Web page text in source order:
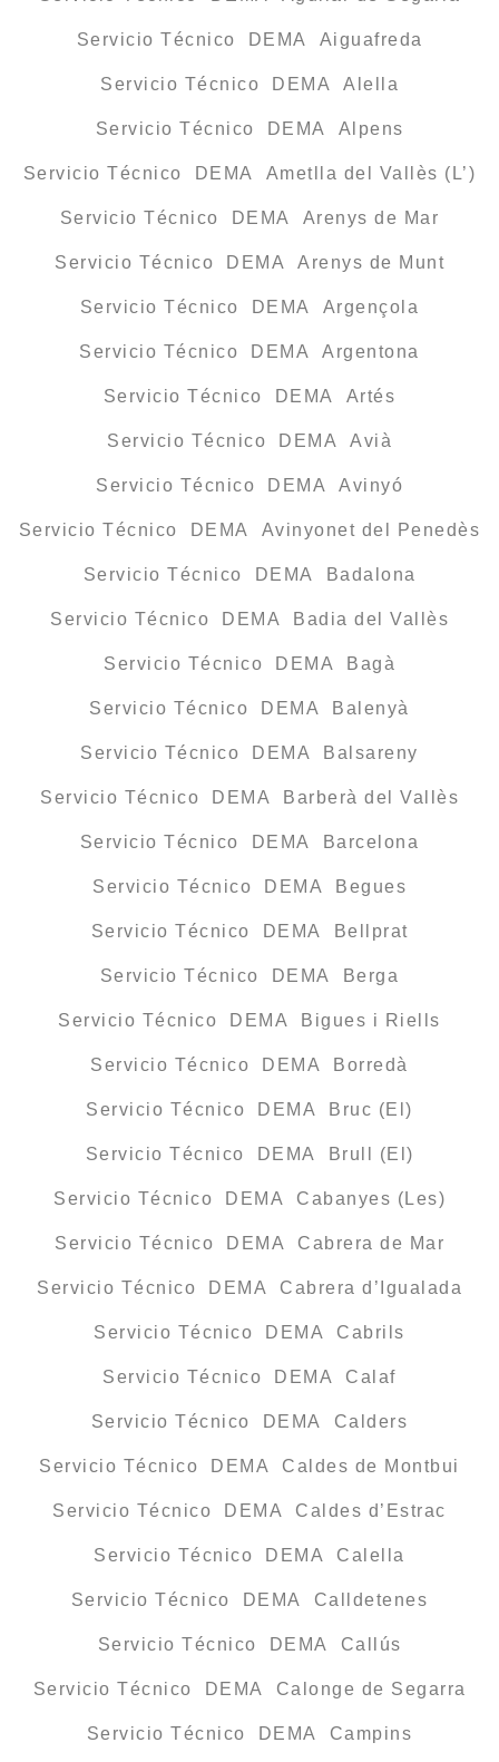
Servicio Técnico DEMA Aiguafreda
Servicio Técnico DEMA Alella
Servicio Técnico DEMA Alpens
Servicio Técnico DEMA Ametlla del Vallès (L’)
Servicio Técnico DEMA Arenys de Mar
Servicio Técnico DEMA Arenys de Munt
Servicio Técnico DEMA Argençola
Servicio Técnico DEMA Argentona
Servicio Técnico DEMA Artés
Servicio Técnico DEMA Avià
Servicio Técnico DEMA Avinyó
Servicio Técnico DEMA Avinyonet del Penedès
Servicio Técnico DEMA Badalona
Servicio Técnico DEMA Badia del Vallès
Servicio Técnico DEMA Bagà
Servicio Técnico DEMA Balenyà
Servicio Técnico DEMA Balsareny
Servicio Técnico DEMA Barberà del Vallès
Servicio Técnico DEMA Barcelona
Servicio Técnico DEMA Begues
Servicio Técnico DEMA Bellprat
Servicio Técnico DEMA Berga
Servicio Técnico DEMA Bigues i Riells
Servicio Técnico DEMA Borredà
Servicio Técnico DEMA Bruc (El)
Servicio Técnico DEMA Brull (El)
Servicio Técnico DEMA Cabanyes (Les)
Servicio Técnico DEMA Cabrera de Mar
Servicio Técnico DEMA Cabrera d’Igualada
Servicio Técnico DEMA Cabrils
Servicio Técnico DEMA Calaf
Servicio Técnico DEMA Calders
Servicio Técnico DEMA Caldes de Montbui
Servicio Técnico DEMA Caldes d’Estrac
Servicio Técnico DEMA Calella
Servicio Técnico DEMA Calldetenes
Servicio Técnico DEMA Callús
Servicio Técnico DEMA Calonge de Segarra
Servicio Técnico DEMA Campins